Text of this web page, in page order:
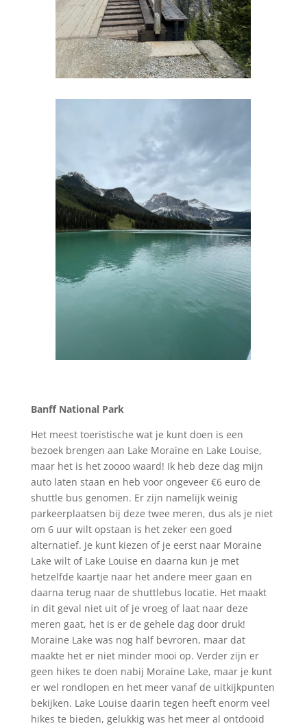
Banff National Park
Het meest toeristische wat je kunt doen is een
bezoek brengen aan Lake Moraine en Lake Louise,
maar het is het zoooo waard! Ik heb deze dag mijn
auto laten staan en heb voor ongeveer €6 euro de
shuttle bus genomen. Er zijn namelijk weinig
parkeerplaatsen bij deze twee meren, dus als je niet
om 6 uur wilt opstaan is het zeker een goed
alternatief. Je kunt kiezen of je eerst naar Moraine
Lake wilt of Lake Louise en daarna kun je met
hetzelfde kaartje naar het andere meer gaan en
daarna terug naar de shuttlebus locatie. Het maakt
in dit geval niet uit of je vroeg of laat naar deze
meren gaat, het is er de gehele dag door druk!
Moraine Lake was nog half bevroren, maar dat
maakte het er niet minder mooi op. Verder zijn er
geen hikes te doen nabij Moraine Lake, maar je kunt
er wel rondlopen en het meer vanaf de uitkijkpunten
bekijken. Lake Louise daarin tegen heeft enorm veel
hikes te bieden, gelukkig was het meer al ontdooid